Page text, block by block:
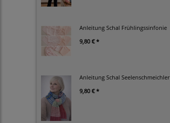
Anleitung Schal Frühlingssinfonie
9,80 € *
Anleitung Schal Seelenschmeichler
9,80 € *